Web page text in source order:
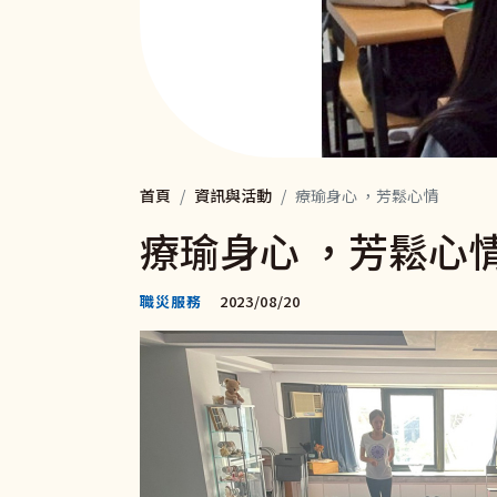
首頁 資訊與活動 療瑜身心 ，芳鬆心情
療瑜身心 ，芳鬆心
職災服務 2023/08/20